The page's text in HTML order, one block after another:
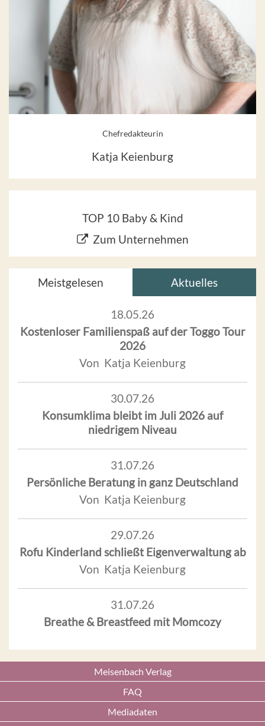
Chefredakteurin
Katja Keienburg
TOP 10 Baby & Kind
Zum Unternehmen
Meistgelesen Aktuelles
18.05.26
Kostenloser Familienspaß auf der Toggo Tour
2026
Von Katja Keienburg
30.07.26
Konsumklima bleibt im Juli 2026 auf
niedrigem Niveau
31.07.26
Persönliche Beratung in ganz Deutschland
Von Katja Keienburg
29.07.26
Rofu Kinderland schließt Eigenverwaltung ab
Von Katja Keienburg
31.07.26
Breathe & Breastfeed mit Momcozy
Meisenbach Verlag
FAQ
Mediadaten